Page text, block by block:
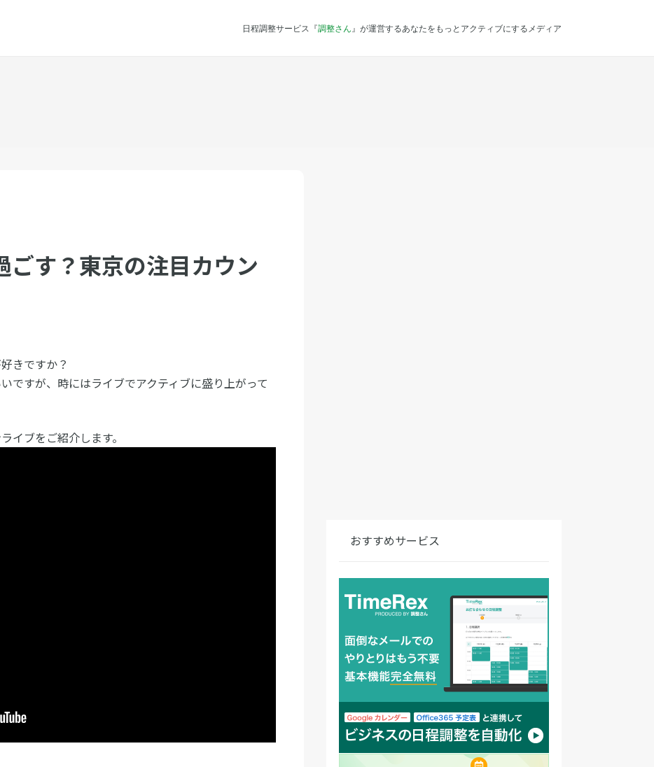
日程調整サービス『調整さん 』が運営するあなたをもっとアクティブにするメディア
ごす？東京の注目カウン
きですか？
ですが、時にはライブでアクティブに盛り上がって
イブをご紹介します。
おすすめサービス